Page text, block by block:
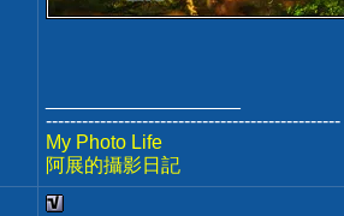
-------------------------------------------------
My Photo Life
阿展的攝影日記